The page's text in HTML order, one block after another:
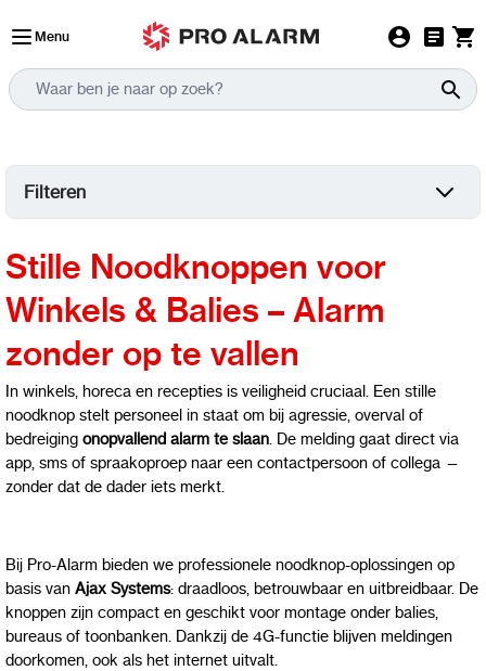
Menu
Filteren
Stille Noodknoppen voor
Winkels & Balies – Alarm
zonder op te vallen
In winkels, horeca en recepties is veiligheid cruciaal. Een stille
noodknop stelt personeel in staat om bij agressie, overval of
bedreiging onopvallend alarm te slaan. De melding gaat direct via
app, sms of spraakoproep naar een contactpersoon of collega —
zonder dat de dader iets merkt.
Bij Pro-Alarm bieden we professionele noodknop-oplossingen op
basis van Ajax Systems: draadloos, betrouwbaar en uitbreidbaar. De
knoppen zijn compact en geschikt voor montage onder balies,
bureaus of toonbanken. Dankzij de 4G-functie blijven meldingen
doorkomen, ook als het internet uitvalt.